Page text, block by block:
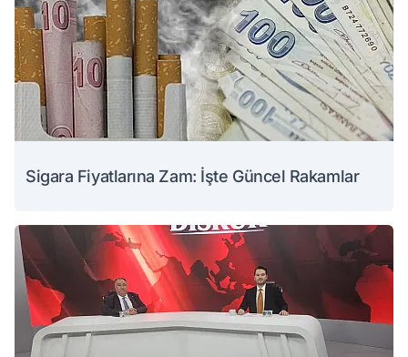
Sigara Fiyatlarına Zam: İşte Güncel Rakamlar